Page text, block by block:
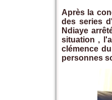
Après la
des series
Ndiaye
situation ,
clémence
personnes